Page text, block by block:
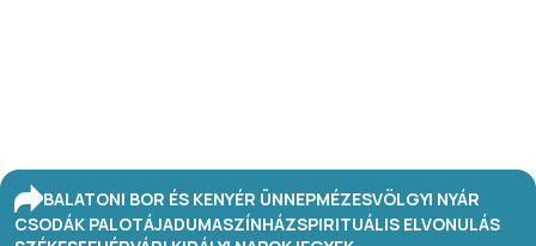
BALATONI BOR ÉS KENYÉR ÜNNEPMÉZESVÖLGYI NYÁR
CSODÁK PALOTÁJADUMASZÍNHÁZSPIRITUÁLIS ELVONULÁS